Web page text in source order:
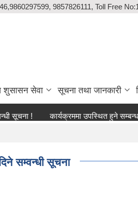
9857826111, Toll Free
शुसासन सेवा सूचना तथा जानकारी
! कार्यक्रममा उपस्थित हुने सम्बन्धमा !
सम्वन्धी सूचना